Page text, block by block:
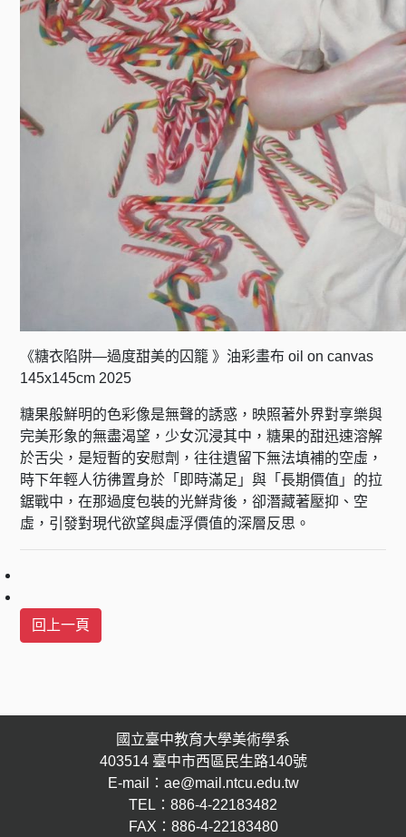
《糖衣陷阱—過度甜美的囚籠 》油彩畫布 oil on canvas
145x145cm 2025
糖果般鮮明的色彩像是無聲的誘惑，映照著外界對享樂與
完美形象的無盡渴望，少女沉浸其中，糖果的甜迅速溶解
於舌尖，是短暫的安慰劑，往往遺留下無法填補的空虛，
時下年輕人彷彿置身於「即時滿足」與「長期價值」的拉
鋸戰中，在那過度包裝的光鮮背後，卻潛藏著壓抑、空
虛，引發對現代欲望與虛浮價值的深層反思。
國立臺中教育大學美術學系
403514 臺中市西區民生路140號
E-mail：ae@mail.ntcu.edu.tw
TEL：886-4-22183482
FAX：886-4-22183480